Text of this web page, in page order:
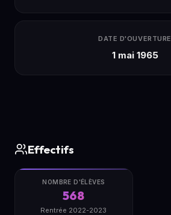
DATE D'OUVERTURE
1 mai 1965
Effectifs
NOMBRE D'ÉLÈVES
568
Rentrée 2022-2023